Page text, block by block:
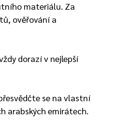
materiálu. Za
ověřování a
dorazí v nejlepší
se na vlastní
arabských emirátech.